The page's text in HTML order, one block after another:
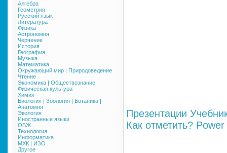
Алгебра
Геометрия
Русский язык
Литература
Физика
Астрономия
Черчение
История
География
Музыка
Математика
Окружающий мир | Природоведение
Чтение
Экономика | Обществознание
Физическая культура
Химия
Биология | Зоология | Ботаника |
Анатомия
Экология
Иностранные языки
ОБЖ
Технология
Информатика
МХК | ИЗО
Другое
Презентации
Как отметить?